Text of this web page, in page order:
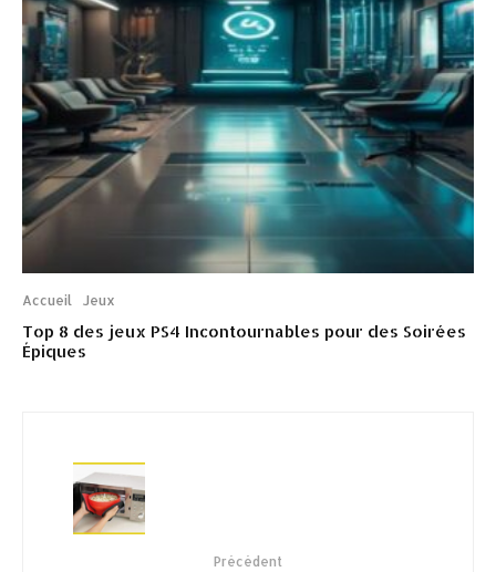
Accueil Jeux
Top 8 des jeux PS4 Incontournables pour des Soirées
Épiques
Précédent